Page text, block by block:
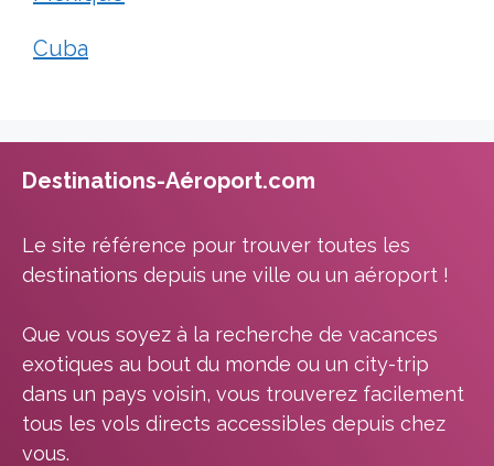
Cuba
Destinations-Aéroport.com
Le site référence pour trouver toutes les
destinations depuis une ville ou un aéroport !
Que vous soyez à la recherche de vacances
exotiques au bout du monde ou un city-trip
dans un pays voisin, vous trouverez facilement
tous les vols directs accessibles depuis chez
vous.